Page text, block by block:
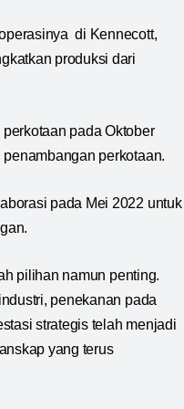
di Kennecott,
produksi dari
pada Oktober
perkotaan.
pada Mei 2022 untuk
pilihan namun penting.
penekanan pada
strategis telah menjadi
yang terus